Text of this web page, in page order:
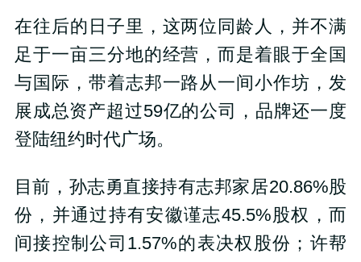
在往后的日子里，这两位同龄人，并不满
足于一亩三分地的经营，而是着眼于全国
与国际，带着志邦一路从一间小作坊，发
展成总资产超过59亿的公司，品牌还一度
登陆纽约时代广场。
目前，孙志勇直接持有志邦家居20.86%股
份，并通过持有安徽谨志45.5%股权，而
间接控制公司1.57%的表决权股份；许帮